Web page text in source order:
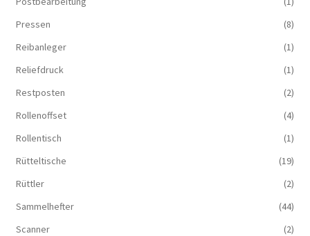
Pressen
(8)
Reibanleger
(1)
Reliefdruck
(1)
Restposten
(2)
Rollenoffset
(4)
Rollentisch
(1)
Rütteltische
(19)
Rüttler
(2)
Sammelhefter
(44)
Scanner
(2)